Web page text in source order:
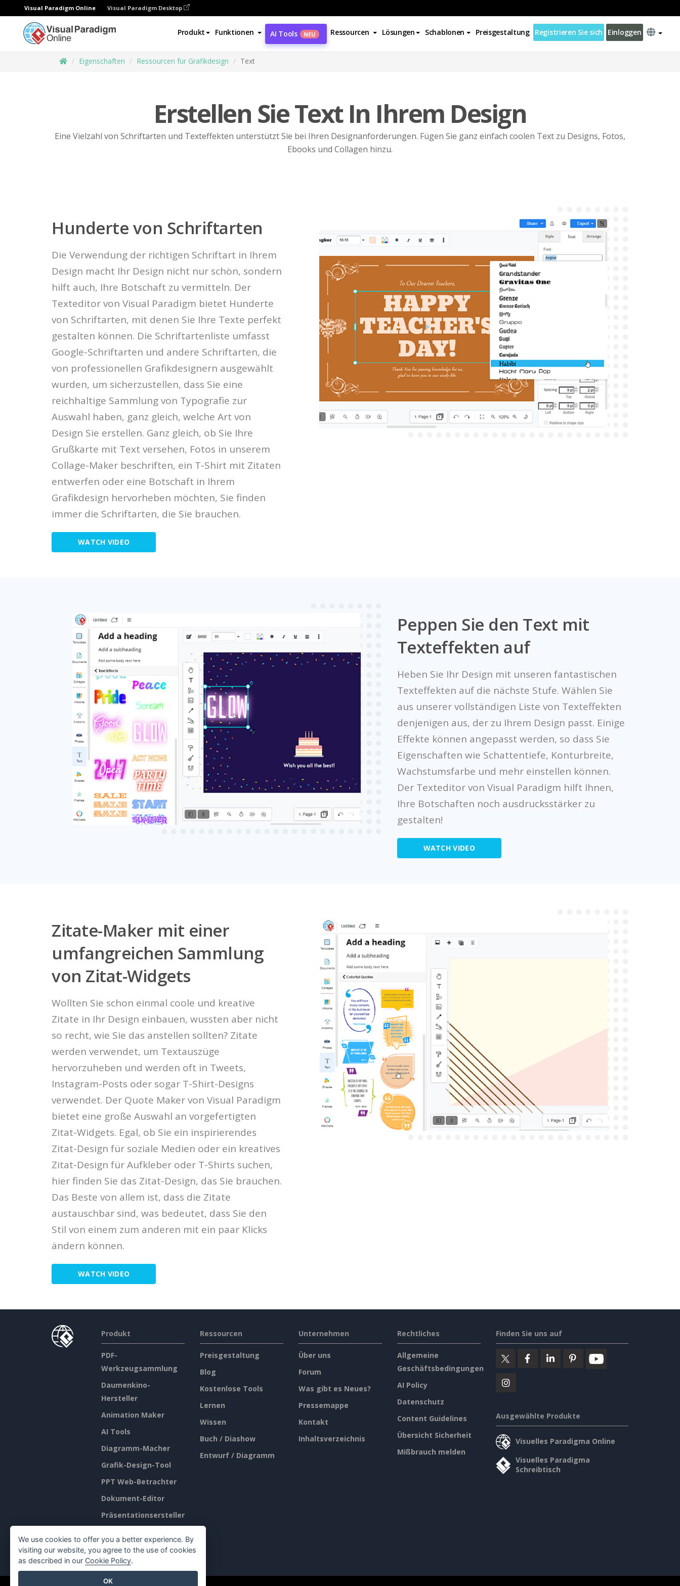
Visual Paradigm Online Visual Paradigm Desktop
Produkt Funktionen AI Tools NEU Ressourcen Lösungen Schablonen Preisgestaltung Registrieren Sie sich Einloggen
Eigenschaften Ressourcen für Grafikdesign Text
Erstellen Sie Text In Ihrem Design
Eine Vielzahl von Schriftarten und Texteffekten unterstützt Sie bei Ihren Designanforderungen. Fügen Sie ganz einfach coolen Text zu Designs, Fotos,
Ebooks und Collagen hinzu.
Hunderte von Schriftarten
Die Verwendung der richtigen Schriftart in Ihrem
Design macht Ihr Design nicht nur schön, sondern
hilft auch, Ihre Botschaft zu vermitteln. Der
Texteditor von Visual Paradigm bietet Hunderte
von Schriftarten, mit denen Sie Ihre Texte perfekt
gestalten können. Die Schriftartenliste umfasst
Google-Schriftarten und andere Schriftarten, die
von professionellen Grafikdesignern ausgewählt
wurden, um sicherzustellen, dass Sie eine
reichhaltige Sammlung von Typografie zur
Auswahl haben, ganz gleich, welche Art von
Design Sie erstellen. Ganz gleich, ob Sie Ihre
Grußkarte mit Text versehen, Fotos in unserem
Collage-Maker beschriften, ein T-Shirt mit Zitaten
entwerfen oder eine Botschaft in Ihrem
Grafikdesign hervorheben möchten, Sie finden
immer die Schriftarten, die Sie brauchen.
WATCH VIDEO
Peppen Sie den Text mit
Texteffekten auf
Heben Sie Ihr Design mit unseren fantastischen
Texteffekten auf die nächste Stufe. Wählen Sie
aus unserer vollständigen Liste von Texteffekten
denjenigen aus, der zu Ihrem Design passt. Einige
Effekte können angepasst werden, so dass Sie
Eigenschaften wie Schattentiefe, Konturbreite,
Wachstumsfarbe und mehr einstellen können.
Der Texteditor von Visual Paradigm hilft Ihnen,
Ihre Botschaften noch ausdrucksstärker zu
gestalten!
WATCH VIDEO
Zitate-Maker mit einer
umfangreichen Sammlung
von Zitat-Widgets
Wollten Sie schon einmal coole und kreative
Zitate in Ihr Design einbauen, wussten aber nicht
so recht, wie Sie das anstellen sollten? Zitate
werden verwendet, um Textauszüge
hervorzuheben und werden oft in Tweets,
Instagram-Posts oder sogar T-Shirt-Designs
verwendet. Der Quote Maker von Visual Paradigm
bietet eine große Auswahl an vorgefertigten
Zitat-Widgets. Egal, ob Sie ein inspirierendes
Zitat-Design für soziale Medien oder ein kreatives
Zitat-Design für Aufkleber oder T-Shirts suchen,
hier finden Sie das Zitat-Design, das Sie brauchen.
Das Beste von allem ist, dass die Zitate
austauschbar sind, was bedeutet, dass Sie den
Stil von einem zum anderen mit ein paar Klicks
ändern können.
WATCH VIDEO
Produkt
PDF-
Werkzeugsammlung
Daumenkino-
Hersteller
Animation Maker
AI Tools
Diagramm-Macher
Grafik-Design-Tool
PPT Web-Betrachter
Dokument-Editor
Präsentationsersteller
Editor
Ressourcen
Preisgestaltung
Blog
Kostenlose Tools
Lernen
Wissen
Buch / Diashow
Entwurf / Diagramm
Unternehmen
Über uns
Forum
Was gibt es Neues?
Pressemappe
Kontakt
Inhaltsverzeichnis
Rechtliches
Allgemeine
Geschäftsbedingungen
AI Policy
Datenschutz
Content Guidelines
Übersicht Sicherheit
Mißbrauch melden
Finden Sie uns auf
Ausgewählte Produkte
Visuelles Paradigma Online
Visuelles Paradigma
Schreibtisch
We use cookies to offer you a better experience. By
visiting our website, you agree to the use of cookies
as described in our Cookie Policy.
OK